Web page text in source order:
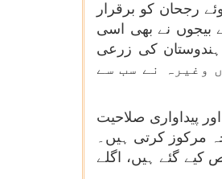
پیداوار میں بڑھتے ہوئے رجحان کو برقرار
316.01 ملین ٹن ہو گئی ہے۔ تیل کے بیجوں نے بھی اسی
ملین ٹن تک 42 فیصد اضافہ دکھایا ہے۔ ہندوستان کی زرعی
روپے) کو چھو گئیں۔ سبزیوں وغیرہ نے سب سے
پیداواری صلاحیت
مرکوز کرتی ہیں۔
2023-24) کے لیے ایکشن پلان جس میں 381.95 کروڑ روپے مختص کیے گئے ہیں، اگلے